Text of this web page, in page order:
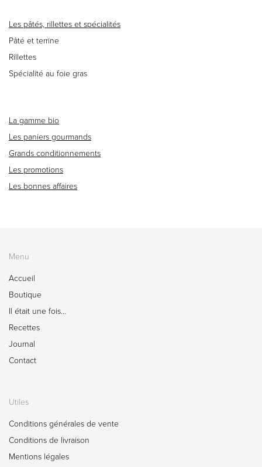
Les pâtés, rillettes et spécialités
Pâté et terrine
Rillettes
Spécialité au foie gras
La gamme bio
Les paniers gourmands
Grands conditionnements
Les promotions
Les bonnes affaires
Menu
Accueil
Boutique
Il était une fois…
Recettes
Journal
Contact
Utiles
Conditions générales de vente
Conditions de livraison
Mentions légales